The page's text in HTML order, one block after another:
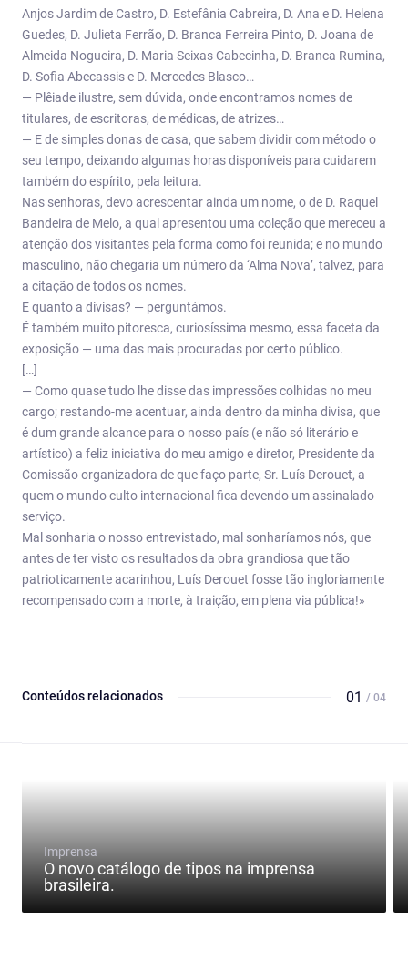
Anjos Jardim de Castro, D. Estefânia Cabreira, D. Ana e D. Helena
Guedes, D. Julieta Ferrão, D. Branca Ferreira Pinto, D. Joana de
Almeida Nogueira, D. Maria Seixas Cabecinha, D. Branca Rumina,
D. Sofia Abecassis e D. Mercedes Blasco…
— Plêiade ilustre, sem dúvida, onde encontramos nomes de
titulares, de escritoras, de médicas, de atrizes…
— E de simples donas de casa, que sabem dividir com método o
seu tempo, deixando algumas horas disponíveis para cuidarem
também do espírito, pela leitura.
Nas senhoras, devo acrescentar ainda um nome, o de D. Raquel
Bandeira de Melo, a qual apresentou uma coleção que mereceu a
atenção dos visitantes pela forma como foi reunida; e no mundo
masculino, não chegaria um número da ‘Alma Nova’, talvez, para
a citação de todos os nomes.
E quanto a divisas? — perguntámos.
É também muito pitoresca, curiosíssima mesmo, essa faceta da
exposição — uma das mais procuradas por certo público.
[…]
— Como quase tudo lhe disse das impressões colhidas no meu
cargo; restando-me acentuar, ainda dentro da minha divisa, que
é dum grande alcance para o nosso país (e não só literário e
artístico) a feliz iniciativa do meu amigo e diretor, Presidente da
Comissão organizadora de que faço parte, Sr. Luís Derouet, a
quem o mundo culto internacional fica devendo um assinalado
serviço.
Mal sonharia o nosso entrevistado, mal sonharíamos nós, que
antes de ter visto os resultados da obra grandiosa que tão
patrioticamente acarinhou, Luís Derouet fosse tão ingloriamente
recompensado com a morte, à traição, em plena via pública!»
Conteúdos relacionados 01 / 04
Imprensa
O novo catálogo de tipos na imprensa
brasileira.